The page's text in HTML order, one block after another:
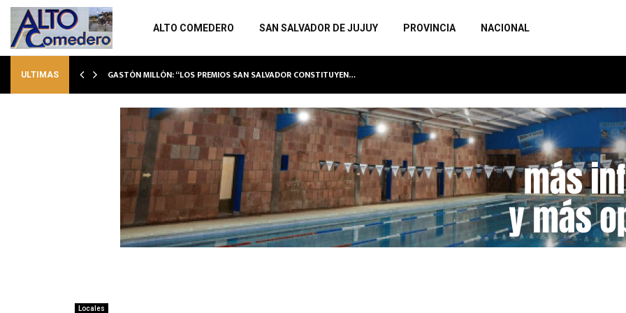
ALTO COMEDERO SAN SALVADOR DE JUJUY PROVINCIA NACIONAL
ULTIMAS GASTÓN MILLÓN: “LOS PREMIOS SAN SALVADOR CONSTITUYEN…
Locales